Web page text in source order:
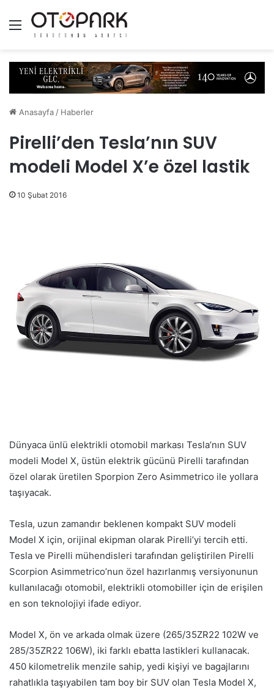
Menü
Anasayfa / Haberler
Pirelli’den Tesla’nın SUV
modeli Model X’e özel lastik
10 Şubat 2016
Dünyaca ünlü elektrikli otomobil markası Tesla’nın SUV
modeli Model X, üstün elektrik gücünü Pirelli tarafından
özel olarak üretilen Sporpion Zero Asimmetrico ile yollara
taşıyacak.
Tesla, uzun zamandır beklenen kompakt SUV modeli
Model X için, orijinal ekipman olarak Pirelli’yi tercih etti.
Tesla ve Pirelli mühendisleri tarafından geliştirilen Pirelli
Scorpion Asimmetrico’nun özel hazırlanmış versiyonunun
kullanılacağı otomobil, elektrikli otomobiller için de erişilen
en son teknolojiyi ifade ediyor.
Model X, ön ve arkada olmak üzere (265/35ZR22 102W ve
285/35ZR22 106W), iki farklı ebatta lastikleri kullanacak.
450 kilometrelik menzile sahip, yedi kişiyi ve bagajlarını
rahatlıkla taşıyabilen tam boy bir SUV olan Tesla Model X,